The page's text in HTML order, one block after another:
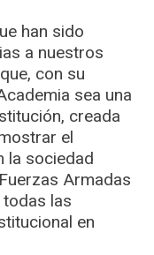
han sido
a nuestros
con su
sea una
creada
el
la sociedad
Armadas
todas las
en